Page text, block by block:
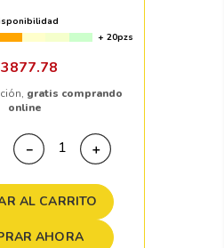
+ 20pzs
3877.78
gratis comprando
online
＋
－
AL CARRITO
AHORA